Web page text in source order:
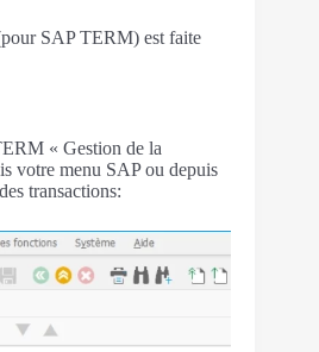
SAP TERM) est faite
« Gestion de la
votre menu SAP ou depuis
transactions: